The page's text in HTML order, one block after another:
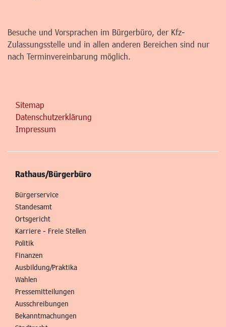
Besuche und Vorsprachen im Bürgerbüro, der Kfz-
Zulassungsstelle und in allen anderen Bereichen sind nur
nach Terminvereinbarung möglich.
Sitemap
Datenschutzerklärung
Impressum
Rathaus/Bürgerbüro
Bürgerservice
Standesamt
Ortsgericht
Karriere - Freie Stellen
Politik
Finanzen
Ausbildung/Praktika
Wahlen
Pressemitteilungen
Ausschreibungen
Bekanntmachungen